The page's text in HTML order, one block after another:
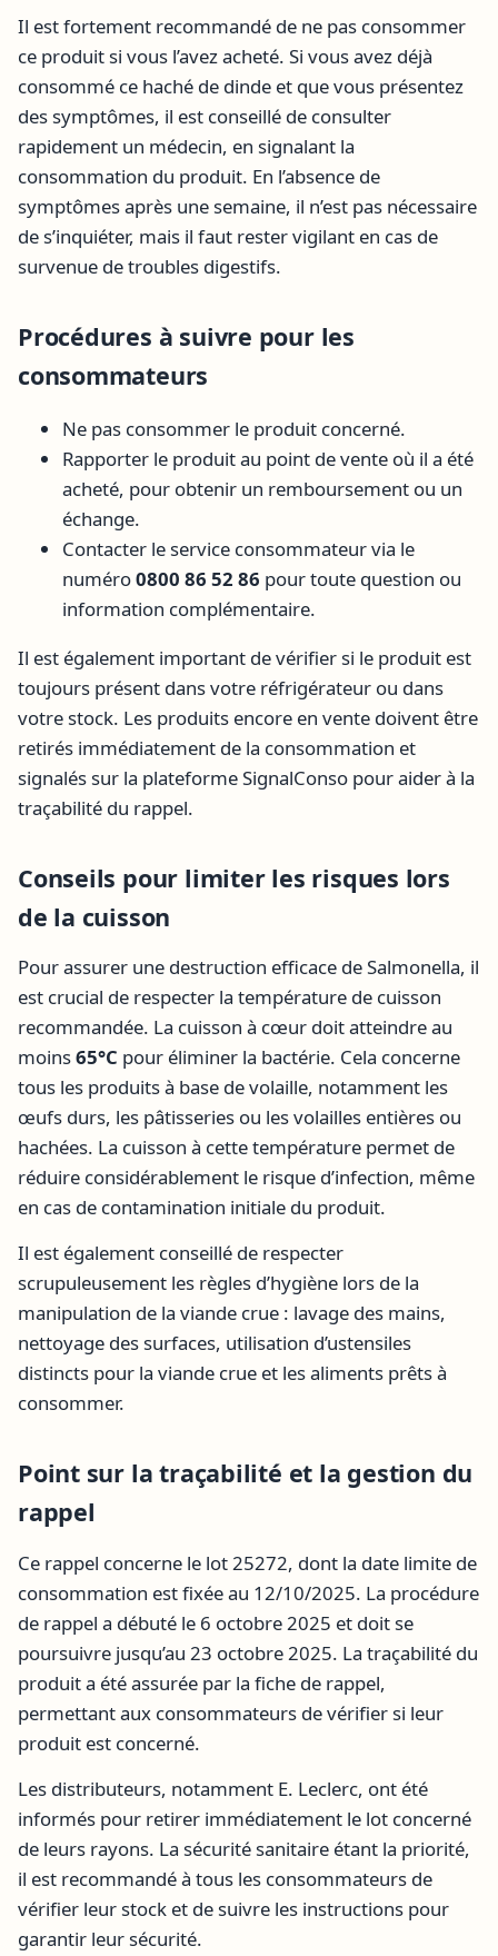
Il est fortement recommandé de ne pas consommer
ce produit si vous l’avez acheté. Si vous avez déjà
consommé ce haché de dinde et que vous présentez
des symptômes, il est conseillé de consulter
rapidement un médecin, en signalant la
consommation du produit. En l’absence de
symptômes après une semaine, il n’est pas nécessaire
de s’inquiéter, mais il faut rester vigilant en cas de
survenue de troubles digestifs.
Procédures à suivre pour les
consommateurs
Ne pas consommer le produit concerné.
Rapporter le produit au point de vente où il a été
acheté, pour obtenir un remboursement ou un
échange.
Contacter le service consommateur via le
numéro0800 86 52 86 pour toute question ou
information complémentaire.
Il est également important de vérifier si le produit est
toujours présent dans votre réfrigérateur ou dans
votre stock. Les produits encore en vente doivent être
retirés immédiatement de la consommation et
signalés sur la plateforme SignalConso pour aider à la
traçabilité du rappel.
Conseils pour limiter les risques lors
de la cuisson
Pour assurer une destruction efficace de Salmonella, il
est crucial de respecter la température de cuisson
recommandée. La cuisson à cœur doit atteindre au
moins65°C pour éliminer la bactérie. Cela concerne
tous les produits à base de volaille, notamment les
œufs durs, les pâtisseries ou les volailles entières ou
hachées. La cuisson à cette température permet de
réduire considérablement le risque d’infection, même
en cas de contamination initiale du produit.
Il est également conseillé de respecter
scrupuleusement les règles d’hygiène lors de la
manipulation de la viande crue : lavage des mains,
nettoyage des surfaces, utilisation d’ustensiles
distincts pour la viande crue et les aliments prêts à
consommer.
Point sur la traçabilité et la gestion du
rappel
Ce rappel concerne le lot 25272, dont la date limite de
consommation est fixée au 12/10/2025. La procédure
de rappel a débuté le 6 octobre 2025 et doit se
poursuivre jusqu’au 23 octobre 2025. La traçabilité du
produit a été assurée par la fiche de rappel,
permettant aux consommateurs de vérifier si leur
produit est concerné.
Les distributeurs, notamment E. Leclerc, ont été
informés pour retirer immédiatement le lot concerné
de leurs rayons. La sécurité sanitaire étant la priorité,
il est recommandé à tous les consommateurs de
vérifier leur stock et de suivre les instructions pour
garantir leur sécurité.